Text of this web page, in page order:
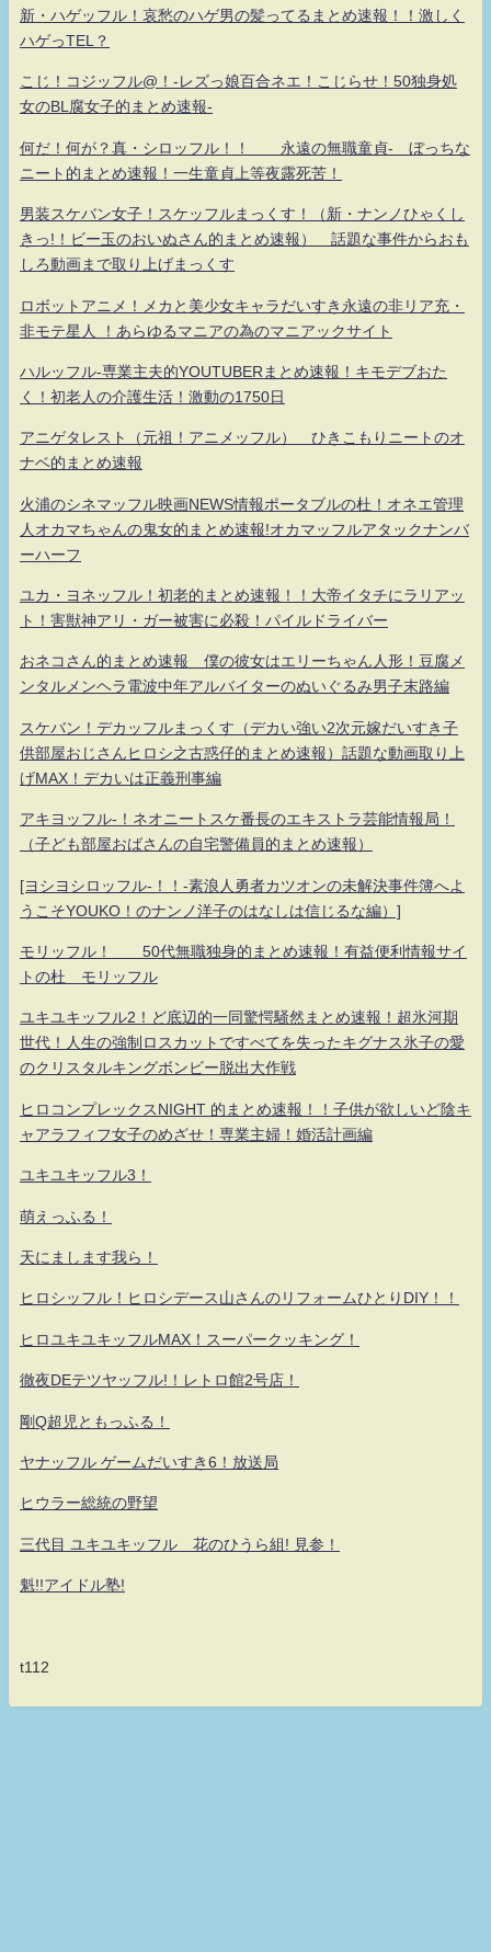
新・ハゲッフル！哀愁のハゲ男の髪ってるまとめ速報！！激しく
ハゲっTEL？
こじ！コジッフル@！-レズっ娘百合ネエ！こじらせ！50独身処
女のBL腐女子的まとめ速報-
何だ！何が？真・シロッフル！！ 永遠の無職童貞- ぼっちな
ニート的まとめ速報！一生童貞上等夜露死苦！
男装スケバン女子！スケッフルまっくす！（新・ナンノひゃくし
きっ!！ビー玉のおいぬさん的まとめ速報） 話題な事件からおも
しろ動画まで取り上げまっくす
ロボットアニメ！メカと美少女キャラだいすき永遠の非リア充・
非モテ星人 ！あらゆるマニアの為のマニアックサイト
ハルッフル-専業主夫的YOUTUBERまとめ速報！キモデブおた
く！初老人の介護生活！激動の1750日
アニゲタレスト（元祖！アニメッフル） ひきこもりニートのオ
ナベ的まとめ速報
火浦のシネマッフル映画NEWS情報ポータブルの杜！オネエ管理
人オカマちゃんの鬼女的まとめ速報!オカマッフルアタックナンバ
ーハーフ
ユカ・ヨネッフル！初老的まとめ速報！！大帝イタチにラリアッ
ト！害獣神アリ・ガー被害に必殺！パイルドライバー
おネコさん的まとめ速報 僕の彼女はエリーちゃん人形！豆腐メ
ンタルメンヘラ電波中年アルバイターのぬいぐるみ男子末路編
スケバン！デカッフルまっくす（デカい強い2次元嫁だいすき子
供部屋おじさんヒロシ之古惑仔的まとめ速報）話題な動画取り上
げMAX！デカいは正義刑事編
アキヨッフル-！ネオニートスケ番長のエキストラ芸能情報局！
（子ども部屋おばさんの自宅警備員的まとめ速報）
[ヨシヨシロッフル-！！-素浪人勇者カツオンの未解決事件簿へよ
うこそYOUKO！のナンノ洋子のはなしは信じるな編）]
モリッフル！ 50代無職独身的まとめ速報！有益便利情報サイ
トの杜 モリッフル
ユキユキッフル2！ど底辺的一同驚愕騒然まとめ速報！超氷河期
世代！人生の強制ロスカットですべてを失ったキグナス氷子の愛
のクリスタルキングボンビー脱出大作戦
ヒロコンプレックスNIGHT 的まとめ速報！！子供が欲しいど陰キ
ャアラフィフ女子のめざせ！専業主婦！婚活計画編
ユキユキッフル3！
萌えっふる！
天にまします我ら！
ヒロシッフル！ヒロシデース山さんのリフォームひとりDIY！！
ヒロユキユキッフルMAX！スーパークッキング！
徹夜DEテツヤッフル!！レトロ館2号店！
剛Q超児ともっふる！
ヤナッフル ゲームだいすき6！放送局
ヒウラー総統の野望
三代目 ユキユキッフル 花のひうら組! 見参！
魁!!アイドル塾!
t112